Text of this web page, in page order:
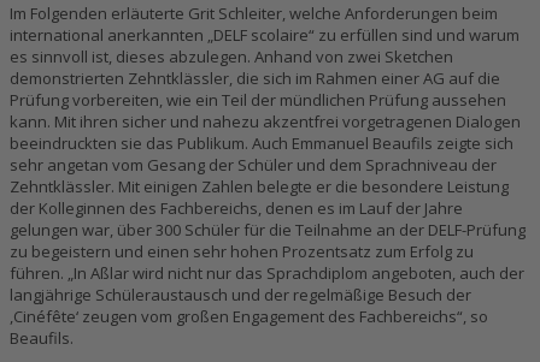
Im Folgenden erläuterte Grit Schleiter, welche Anforderungen beim
international anerkannten „DELF scolaire“ zu erfüllen sind und warum
es sinnvoll ist, dieses abzulegen. Anhand von zwei Sketchen
demonstrierten Zehntklässler, die sich im Rahmen einer AG auf die
Prüfung vorbereiten, wie ein Teil der mündlichen Prüfung aussehen
kann. Mit ihren sicher und nahezu akzentfrei vorgetragenen Dialogen
beeindruckten sie das Publikum. Auch Emmanuel Beaufils zeigte sich
sehr angetan vom Gesang der Schüler und dem Sprachniveau der
Zehntklässler. Mit einigen Zahlen belegte er die besondere Leistung
der Kolleginnen des Fachbereichs, denen es im Lauf der Jahre
gelungen war, über 300 Schüler für die Teilnahme an der DELF-Prüfung
zu begeistern und einen sehr hohen Prozentsatz zum Erfolg zu
führen. „In Aßlar wird nicht nur das Sprachdiplom angeboten, auch der
langjährige Schüleraustausch und der regelmäßige Besuch der
,Cinéfête‘ zeugen vom großen Engagement des Fachbereichs“, so
Beaufils.